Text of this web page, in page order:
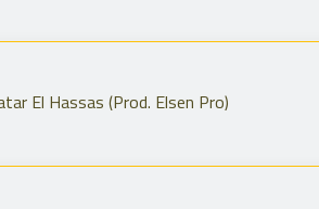
El Hassas (Prod. Elsen Pro)